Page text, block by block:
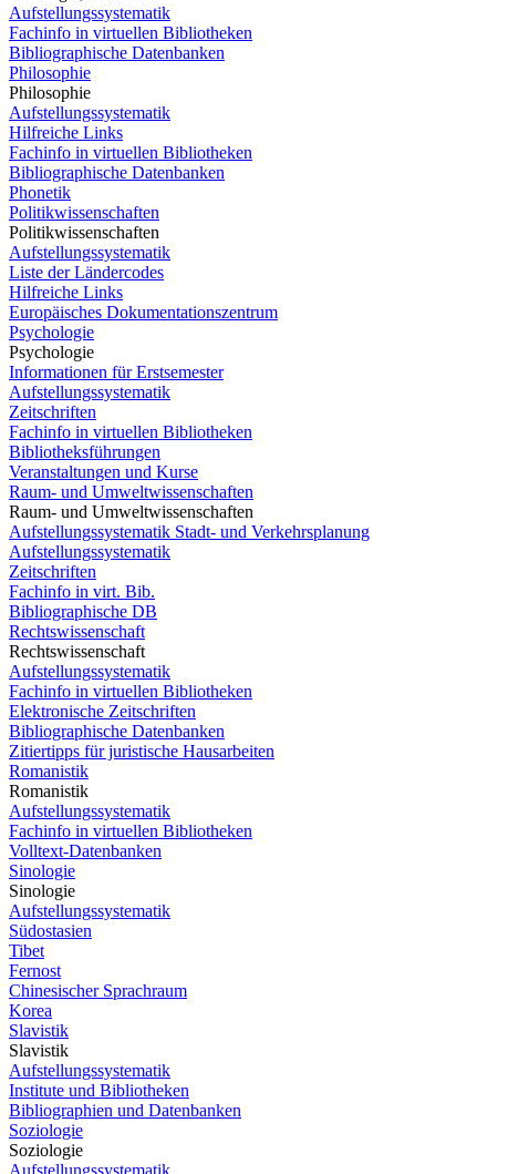
Aufstellungssystematik
Fachinfo in virtuellen Bibliotheken
Bibliographische Datenbanken
Philosophie
Philosophie
Aufstellungssystematik
Hilfreiche Links
Fachinfo in virtuellen Bibliotheken
Bibliographische Datenbanken
Phonetik
Politikwissenschaften
Politikwissenschaften
Aufstellungssystematik
Liste der Ländercodes
Hilfreiche Links
Europäisches Dokumentationszentrum
Psychologie
Psychologie
Informationen für Erstsemester
Aufstellungssystematik
Zeitschriften
Fachinfo in virtuellen Bibliotheken
Bibliotheksführungen
Veranstaltungen und Kurse
Raum- und Umweltwissenschaften
Raum- und Umweltwissenschaften
Aufstellungssystematik Stadt- und Verkehrsplanung
Aufstellungssystematik
Zeitschriften
Fachinfo in virt. Bib.
Bibliographische DB
Rechtswissenschaft
Rechtswissenschaft
Aufstellungssystematik
Fachinfo in virtuellen Bibliotheken
Elektronische Zeitschriften
Bibliographische Datenbanken
Zitiertipps für juristische Hausarbeiten
Romanistik
Romanistik
Aufstellungssystematik
Fachinfo in virtuellen Bibliotheken
Volltext-Datenbanken
Sinologie
Sinologie
Aufstellungssystematik
Südostasien
Tibet
Fernost
Chinesischer Sprachraum
Korea
Slavistik
Slavistik
Aufstellungssystematik
Institute und Bibliotheken
Bibliographien und Datenbanken
Soziologie
Soziologie
Aufstellungssystematik